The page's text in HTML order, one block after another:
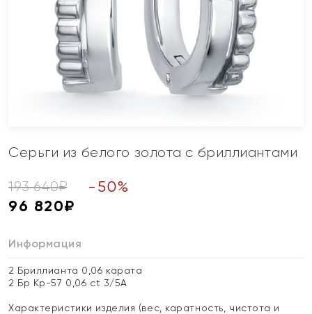
Серьги из белого золота с бриллиантами
193 640₽ - 50%
96 820₽
Информация
2 Бриллианта 0,06 карата
2 Бр Кр-57 0,06 ct 3/5А
Характеристики изделия (вес, каратность, чистота и